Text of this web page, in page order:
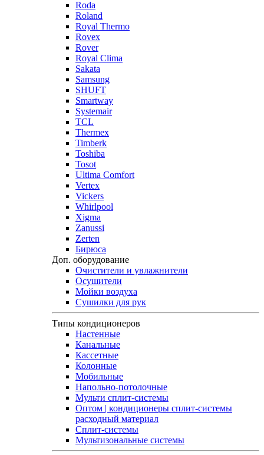
Roda
Roland
Royal Thermo
Rovex
Rover
Royal Clima
Sakata
Samsung
SHUFT
Smartway
Systemair
TCL
Thermex
Timberk
Toshiba
Tosot
Ultima Comfort
Vertex
Vickers
Whirlpool
Xigma
Zanussi
Zerten
Бирюса
Доп. оборудование
Очистители и увлажнители
Осушители
Мойки воздуха
Сушилки для рук
Типы кондиционеров
Настенные
Канальные
Кассетные
Колонные
Мобильные
Напольно-потолочные
Мульти сплит-системы
Оптом | кондиционеры сплит-системы
расходный материал
Сплит-системы
Мультизональные системы